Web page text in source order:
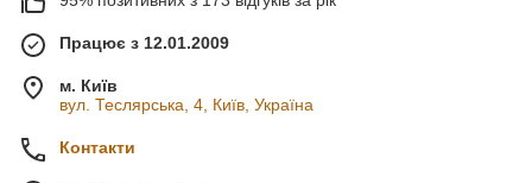
Працює з 12.01.2009
м. Київ
вул. Теслярська, 4, Київ, Україна
Контакти